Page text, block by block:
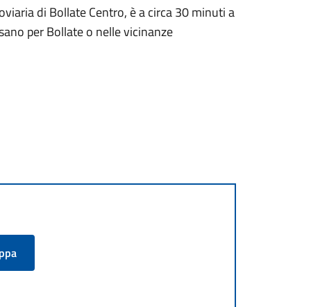
di Bollate Centro, è a circa 30 minuti a
per Bollate o nelle vicinanze